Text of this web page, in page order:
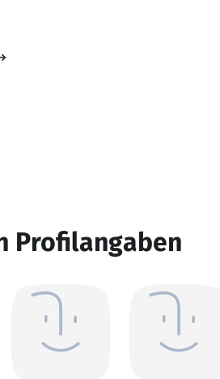
Profilangaben